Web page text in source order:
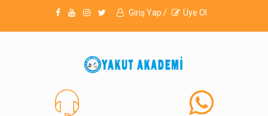
Giriş Yap / Üye Ol